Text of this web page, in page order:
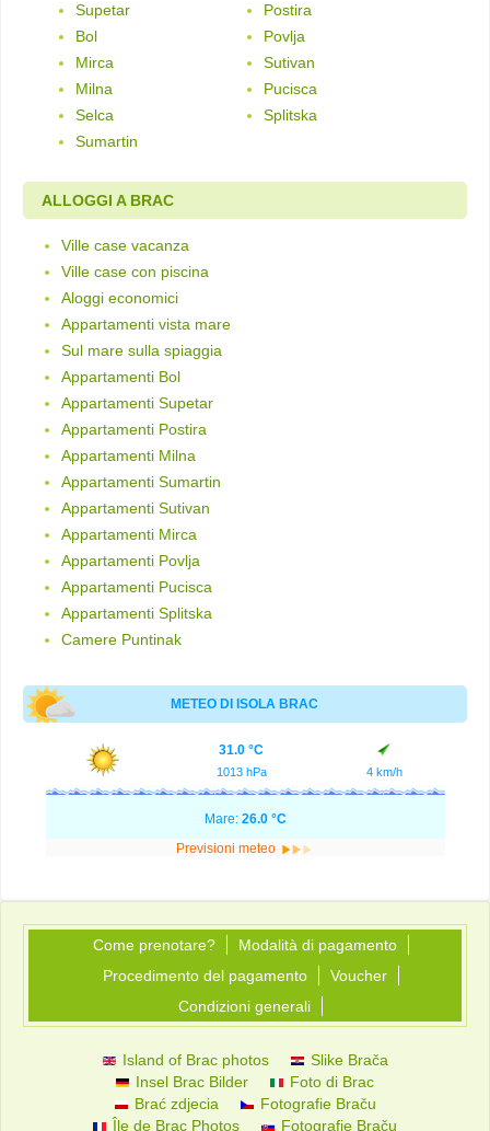
Supetar
Postira
Bol
Povlja
Mirca
Sutivan
Milna
Pucisca
Selca
Splitska
Sumartin
ALLOGGI A BRAC
Ville case vacanza
Ville case con piscina
Aloggi economici
Appartamenti vista mare
Sul mare sulla spiaggia
Appartamenti Bol
Appartamenti Supetar
Appartamenti Postira
Appartamenti Milna
Appartamenti Sumartin
Appartamenti Sutivan
Appartamenti Mirca
Appartamenti Povlja
Appartamenti Pucisca
Appartamenti Splitska
Camere Puntinak
METEO DI ISOLA BRAC
31.0 °C
1013 hPa 4 km/h
Mare:26.0 °C
Previsioni meteo
Come prenotare?
Modalità di pagamento
Procedimento del pagamento
Voucher
Condizioni generali
Island of Brac photos
Slike Brača
Insel Brac Bilder
Foto di Brac
Brać zdjecia
Fotografie Braču
Île de Brac Photos
Fotografie Braču